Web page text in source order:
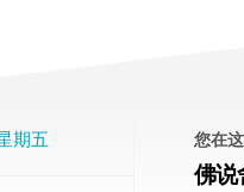
您在
佛说
期五